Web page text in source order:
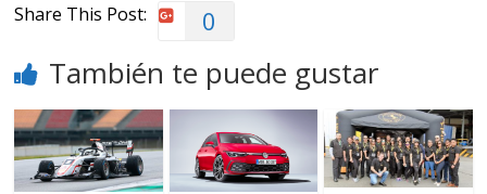
Share This Post: 0
También te puede gustar